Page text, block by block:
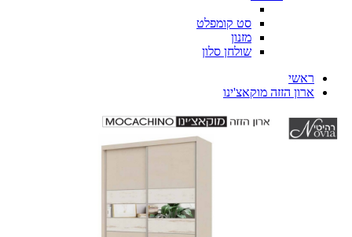
סט קומפלט
מזנון
שולחן סלון
ראשי
ארון הזזה מוקאצ'ינו